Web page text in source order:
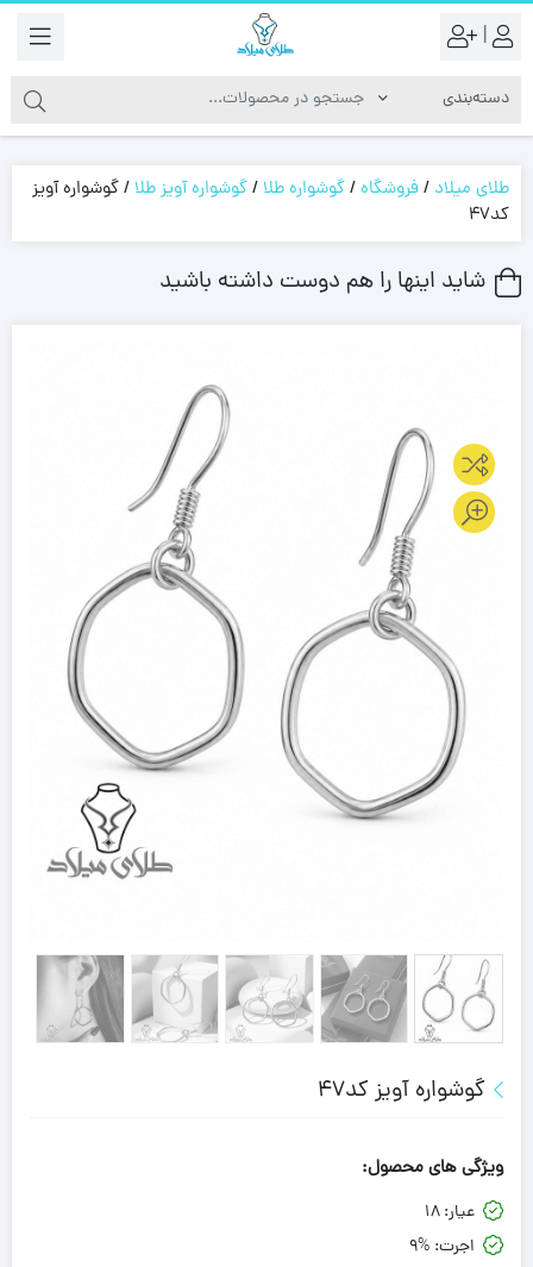
|
طلای میلاد /فروشگاه/گوشواره طلا/گوشواره آویز طلا/گوشواره آویز
کد47
شاید اینها را هم دوست داشته باشید
گوشواره آویز کد47
ویژگی های محصول:
عیار:18
اجرت: 9%